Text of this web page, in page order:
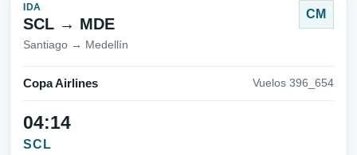
IDA
SCL → MDE
Santiago → Medellín
CM
Copa Airlines Vuelos 396_654
04:14
SCL